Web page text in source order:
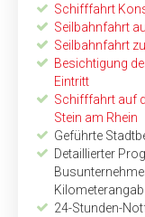
Schifffahrt
Seilbahnfahrt
Seilbahnfahrt
Besichtigung
Eintritt
Schifffahrt auf
Stein am Rhein
Geführte
Detaillierter
24-Stunden-